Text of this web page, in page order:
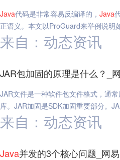
Java代码是非常容易反编译的， Java
正语义。本文以ProGuard来举例说明
来自：动态资讯
JAR包加固的原理是什么？_
JAR文件是一种软件包文件格式，通
库。JAR加固是SDK加固重要部分。
来自：动态资讯
Java并发的3个核心问题_网